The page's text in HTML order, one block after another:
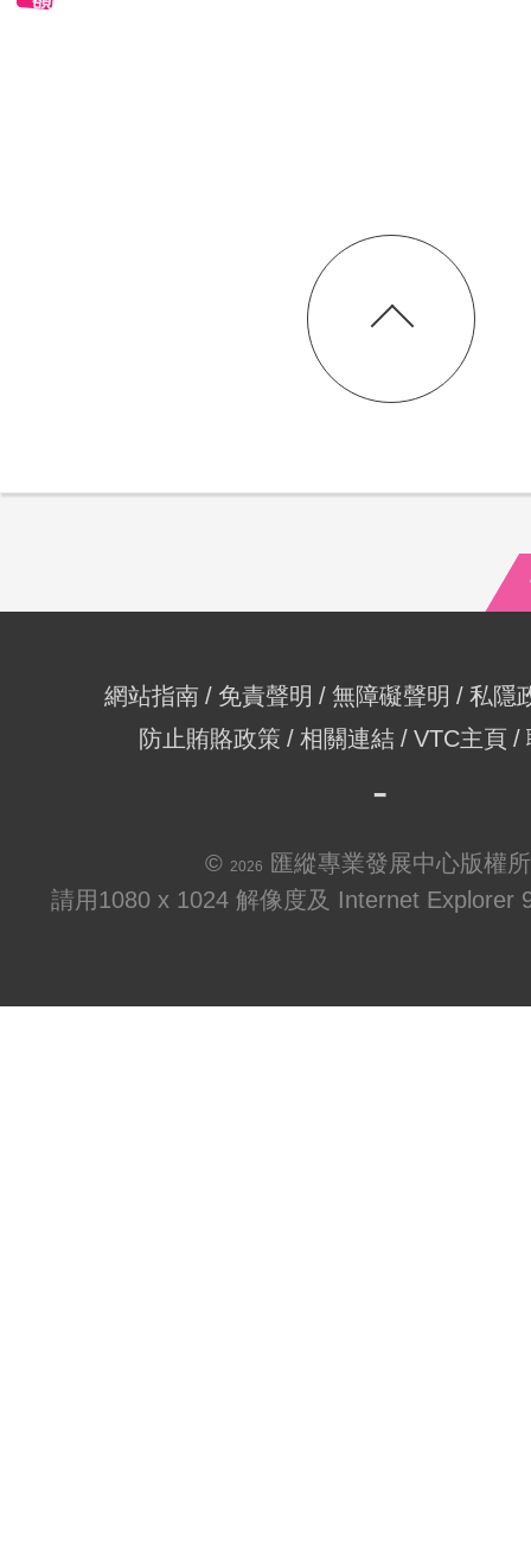
網站指南 免責聲明 無障礙聲明
私隱
防止賄賂政策
相關連結 VTC主頁
© 2026
匯縱專業發展中心版權
請用1080 x 1024 解像度及 Internet Explorer